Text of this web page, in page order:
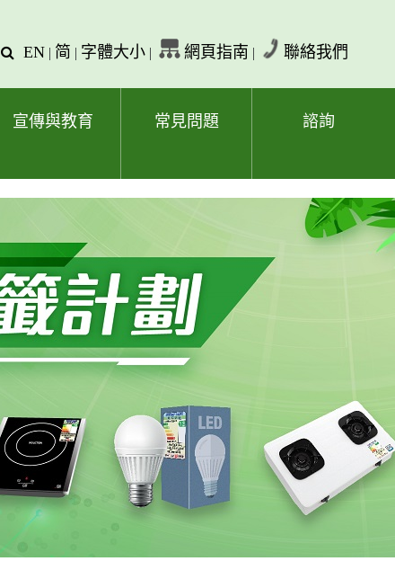
查
字
EN | 简 | 字體大小 | 網頁指南 | 聯絡我們
宣傳與教育 常見問題 諮詢